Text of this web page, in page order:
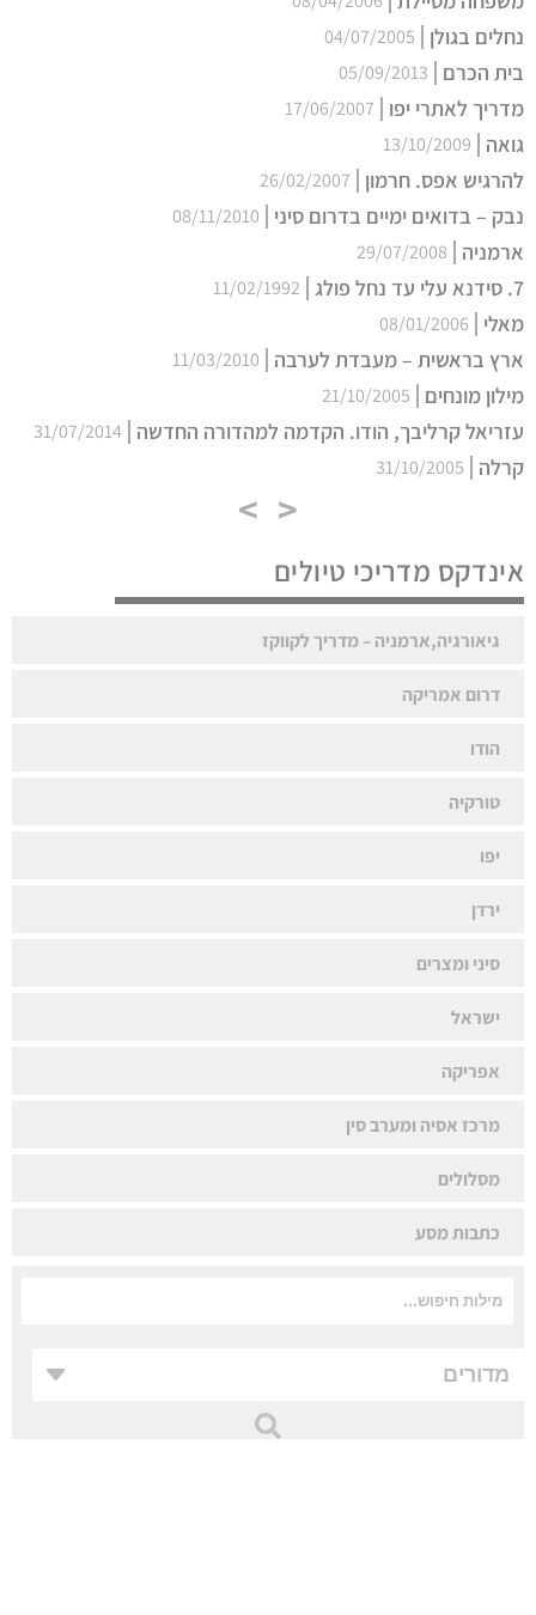
נחלים בגולן 04/07/2005
בית הכרם 05/09/2013
מדריך לאתרי יפו 17/06/2007
גואה 13/10/2009
להרגיש אפס. חרמון 26/02/2007
נבק – בדואים ימיים בדרום סיני 08/11/2010
ארמניה 29/07/2008
7. סידנא עלי עד נחל פולג 11/02/1992
מאלי 08/01/2006
ארץ בראשית – מעבדת לערבה 11/03/2010
מילון מונחים 21/10/2005
עזריאל קרליבך, הודו. הקדמה למהדורה החדשה 31/07/2014
קרלה 31/10/2005
<
>
אינדקס מדריכי טיולים
גיאורגיה,ארמניה – מדריך לקווקז
דרום אמריקה
הודו
טורקיה
יפו
ירדן
סיני ומצרים
ישראל
אפריקה
מרכז אסיה ומערב סין
מסלולים
כתבות מסע